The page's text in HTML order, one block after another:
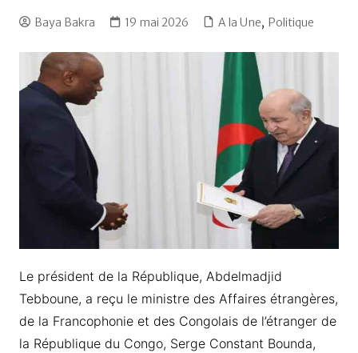
Baya Bakra 19 mai 2026 A la Une, Politique
Le président de la République, Abdelmadjid
Tebboune, a reçu le ministre des Affaires étrangères,
de la Francophonie et des Congolais de l’étranger de
la République du Congo, Serge Constant Bounda,